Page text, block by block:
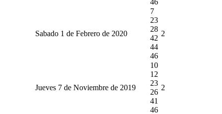
Sabado 1 de Febrero de 2020
7
23
28
42
44
46
2
Jueves 7 de Noviembre de 2019
10
12
23
26
41
46
2